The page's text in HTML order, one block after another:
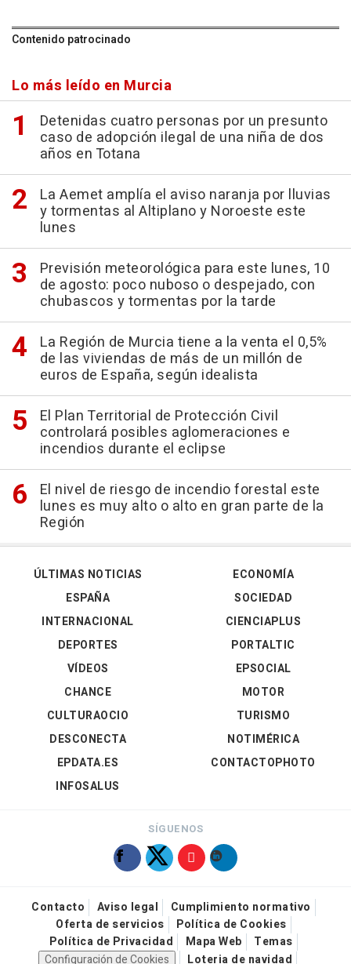
Contenido patrocinado
Lo más leído en Murcia
Detenidas cuatro personas por un presunto
caso de adopción ilegal de una niña de dos
años en Totana
La Aemet amplía el aviso naranja por lluvias
y tormentas al Altiplano y Noroeste este
lunes
Previsión meteorológica para este lunes, 10
de agosto: poco nuboso o despejado, con
chubascos y tormentas por la tarde
La Región de Murcia tiene a la venta el 0,5%
de las viviendas de más de un millón de
euros de España, según idealista
El Plan Territorial de Protección Civil
controlará posibles aglomeraciones e
incendios durante el eclipse
El nivel de riesgo de incendio forestal este
lunes es muy alto o alto en gran parte de la
Región
ÚLTIMAS NOTICIAS
ESPAÑA
INTERNACIONAL
DEPORTES
VÍDEOS
ECONOMÍA
SOCIEDAD
CIENCIAPLUS
PORTALTIC
EPSOCIAL
CHANCE
CULTURAOCIO
DESCONECTA
EPDATA.ES
INFOSALUS
MOTOR
TURISMO
NOTIMÉRICA
CONTACTOPHOTO
SÍGUENOS
Contacto Aviso legal
Cumplimiento normativo
Oferta de servicios
Política de Cookies
Política de Privacidad
Mapa Web
Temas
Configuración de Cookies
Loteria de navidad